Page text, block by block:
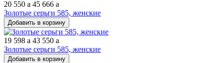
20 550 a 45 666 a
Золотые серьги 585, женские
Добавить в корзину
19 598 a 43 550 a
Золотые серьги 585, женские
Добавить в корзину